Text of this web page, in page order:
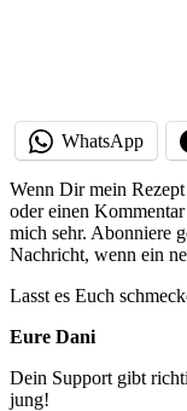
WhatsApp
Wenn Dir mein
oder einen
mich sehr. Abonniere
Nachricht, wenn ein
Lasst es Euch
Eure Dani
Dein Support gibt
jung!